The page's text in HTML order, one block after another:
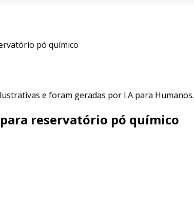
pó químico
e foram geradas por I.A para Humanos.
reservatório pó químico